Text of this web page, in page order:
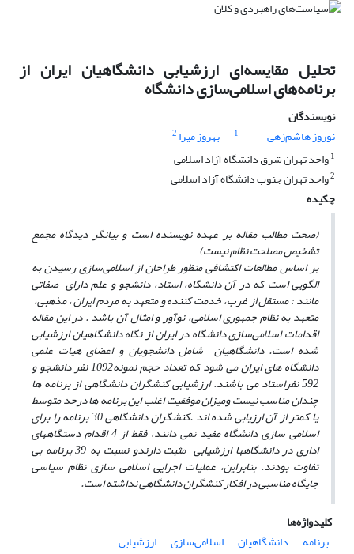
تحلیل مقایسهای ارزشیابی دانشگاهیان ایران از
برنامههای اسلامی‌سازی دانشگاه
نویسندگان
نوروز هاشم‌زهی
1 بهروز میرا 2
1واحد تهران شرق دانشگاه آزاد اسلامی
2واحد تهران جنوب دانشگاه آزاد اسلامی
چکیده
(صحت مطالب مقاله بر عهده نویسنده است و بیانگر دیدگاه مجمع
تشخیص مصلحت نظام نیست)
بر اساس مطالعات اکتشافی منظور طراحان از اسلامی‌سازی رسیدن به
الگویی است که در آن دانشگاه، استاد، دانشجو و علم دارای صفاتی
مانند : مستقل از غرب، خدمت کننده و متعهد به مردم ایران ، مذهبی،
متعهد به نظام جمهوری اسلامی، نوآور و امثال آن باشد . در این مقاله
اقدامات اسلامی‌سازی دانشگاه در ایران از نگاه دانشگاهیان ارزشیابی
شده است. دانشگاهیان شامل دانشجویان و اعضای هیات علمی
دانشگاه های ایران می شود که تعداد حجم نمونه1092 نفر دانشجو و
592 نفراستاد می باشند. ارزشیابی کنشگران دانشگاهی از برنامه ها
چندان مناسب نیست ومیزان موفقیت اغلب این برنامه ها درحد متوسط
یا کمتر از آن ارزیابی شده اند .کنشگران دانشگاهی 30 برنامه را برای
اسلامی سازی دانشگاه مفید نمی دانند، فقط از 4 اقدام دستگاههای
اداری در دانشگاهها ارزشیابی مثبت دارندو نسبت به 39 برنامه بی
تفاوت بودند. بنابراین، عملیات اجرایی اسلامی سازی نظام سیاسی
جایگاه مناسبی در افکار کنشگران دانشگاهی نداشته است.
کلیدواژه‌ها
برنامه
دانشگاهیان اسلامی‌سازی ارزشیابی